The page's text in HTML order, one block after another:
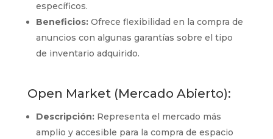
específicos.
Beneficios:Ofrece flexibilidad en la compra de
anuncios con algunas garantías sobre el tipo
de inventario adquirido.
Open Market (Mercado Abierto):
Descripción:Representa el mercado más
amplio y accesible para la compra de espacio